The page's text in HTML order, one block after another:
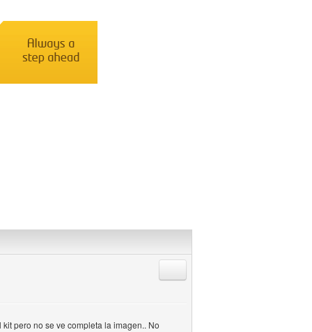
pero no se ve completa la imagen.. No